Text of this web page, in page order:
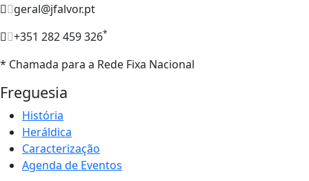
geral@jfalvor.pt
+351 282 459 326*
* Chamada para a Rede Fixa Nacional
Freguesia
História
Heráldica
Caracterização
Agenda de Eventos